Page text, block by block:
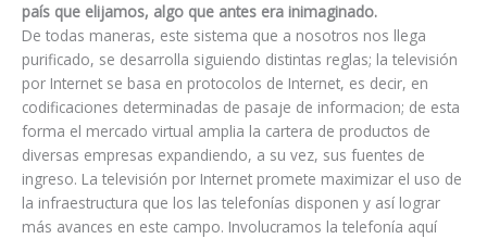
país que elijamos, algo que antes era inimaginado.
De todas maneras, este sistema que a nosotros nos llega
purificado, se desarrolla siguiendo distintas reglas; la televisión
por Internet se basa en protocolos de Internet, es decir, en
codificaciones determinadas de pasaje de informacion; de esta
forma el mercado virtual amplia la cartera de productos de
diversas empresas expandiendo, a su vez, sus fuentes de
ingreso. La televisión por Internet promete maximizar el uso de
la infraestructura que los las telefonías disponen y así lograr
más avances en este campo. Involucramos la telefonía aquí